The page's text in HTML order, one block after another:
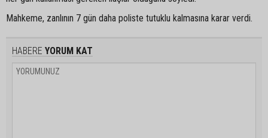
Mahkeme, zanlının 7 gün daha poliste tutuklu kalmasına karar verdi.
HABERE YORUM KAT